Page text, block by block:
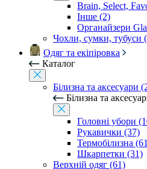
Brain, Select,
Інше (2)
Органайзери
Чохли, сумки, тубуси
Одяг та екіпіровка
Каталог
Білизна та аксесуари
Білизна та
Головні убори
Рукавички (37)
Термобілизна
Шкарпетки (31)
Верхній одяг (61)